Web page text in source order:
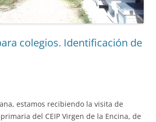
colegios. Identificación de
estamos recibiendo la visita de
del CEIP Virgen de la Encina, de